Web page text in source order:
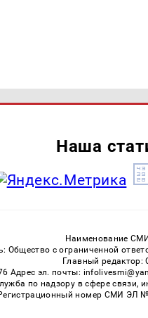
Наша
Наименование
Общество с ограниченной
Главный редактор:
Адрес эл. почты:
по надзору в сфере
номер СМИ ЭЛ